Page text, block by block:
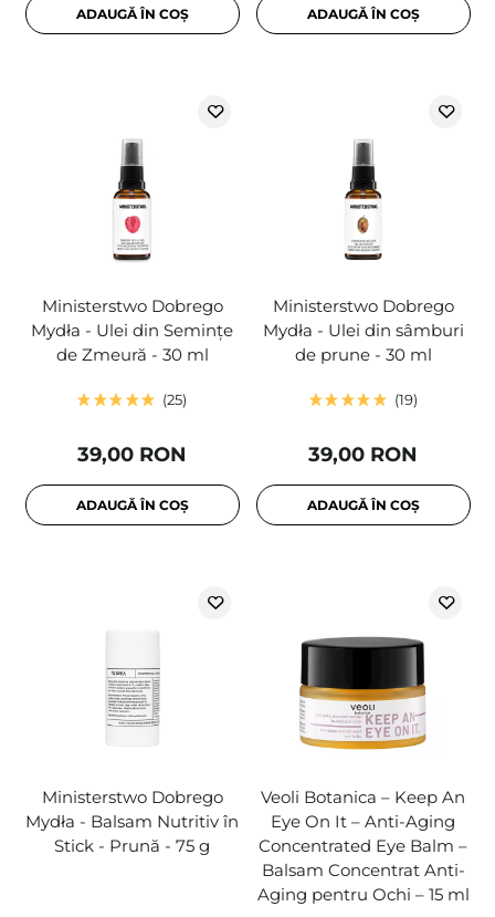
ADAUGĂ ÎN COȘ ADAUGĂ ÎN COȘ
Ministerstwo Dobrego
Mydła - Ulei din Semințe
de Zmeură - 30 ml
25
39,00 RON
ADAUGĂ ÎN COȘ
Ministerstwo Dobrego
Mydła - Ulei din sâmburi
de prune - 30 ml
19
39,00 RON
ADAUGĂ ÎN COȘ
Ministerstwo Dobrego
Mydła - Balsam Nutritiv în
Stick - Prună - 75 g
Veoli Botanica – Keep An
Eye On It – Anti-Aging
Concentrated Eye Balm –
Balsam Concentrat Anti-
Aging pentru Ochi – 15 ml